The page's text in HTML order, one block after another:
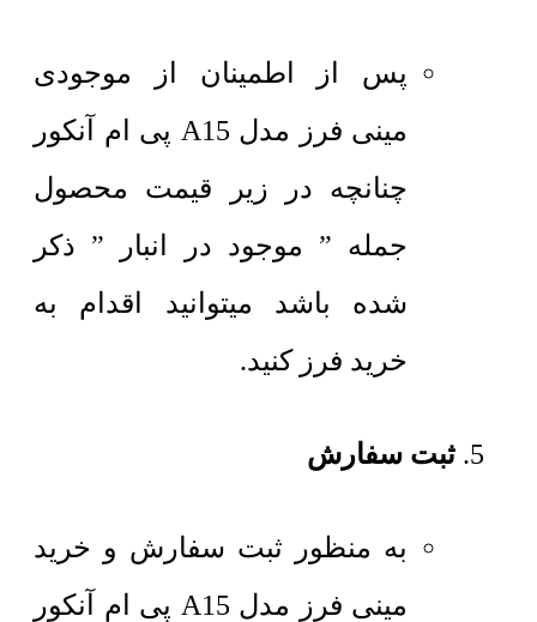
پس از اطمینان از موجودی
مینی فرز مدل A15 پی ام آنکور
چنانچه در زیر قیمت محصول
جمله ” موجود در انبار ” ذکر
شده باشد میتوانید اقدام به
خرید فرز کنید.
ثبت سفارش
به منظور ثبت سفارش و خرید
مینی فرز مدل A15 پی ام آنکور